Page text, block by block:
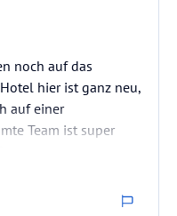
noch auf das
hier ist ganz neu,
auf einer
Team ist super